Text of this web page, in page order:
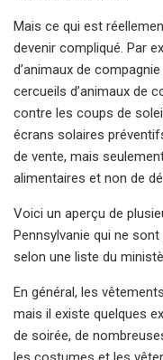
Mais ce qui est
devenir compliqué. Par
d’animaux de
cercueils d’animaux de
contre les coups de
écrans solaires
de vente, mais
alimentaires et non de
Voici un aperçu de
Pennsylvanie qui ne
selon une liste du
En général, les
mais il existe quelques
de soirée, de